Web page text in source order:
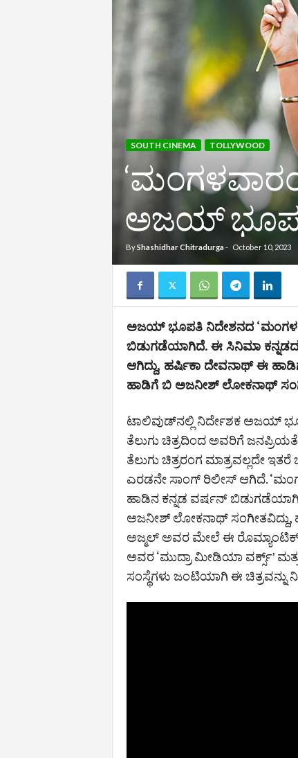
SOUTH CINEMA TOLLYWOOD
ಅಜಯ್‌
ByShashidhar Chitradurga - October 10, 2023
ಅಜಯ್‌ ಭೂಪತಿ ನಿದೇಶನದ
ಬಿಡುಗಡೆಯಾಗಿದೆ. ಈ ಸಿನಿಮಾ
ಆಗಿದ್ದು, ಹರ್ಷಿಕಾ ದೇವನಾಥ್‌ ಈ
ಹಾಡಿಗೆ ಬಿ ಅಜನೀಶ್‌ ಲೋಕನಾಥ್‌
ಟಾಲಿವುಡ್​ನಲ್ಲಿ ನಿರ್ದೇಶಕ ಅಜಯ್
ತೆಲುಗು ಚಿತ್ರದಿಂದ ಅವರಿಗೆ
ತೆಲುಗು ಚಿತ್ರರಂಗ ಮಾತ್ರವಲ್ಲದೇ
ಎರಡನೇ ಸಾಂಗ್‌ ರಿಲೀಸ್‌ ಆಗಿದೆ.
ಹಾಡಿನ ಕನ್ನಡ ವರ್ಷನ್‌
ಅಜನೀಶ್‌ ಲೋಕನಾಥ್‌ ಸಂಗೀತವಿದ್ದು,
ಅಜ್ಮಲ್‌ ಅವರ ಮೇಲೆ ಈ ರೊಮ್ಯಾಂಟಿಕ್‌
ಅವರ ‘ಮುದ್ರಾ ಮೀಡಿಯಾ ವರ್ಕ್ಸ್’
ಸಂಸ್ಥೆಗಳು ಜಂಟಿಯಾಗಿ ಈ ಚಿತ್ರವನ್ನು